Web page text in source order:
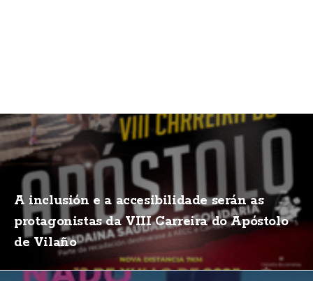
A inclusión e a accesibilidade serán as
protagonistas da VIII Carreira do Apóstolo
de Vilaño